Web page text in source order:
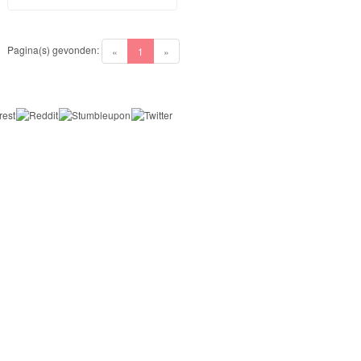
« 1 (current)
»
Pagina(s) gevonden: